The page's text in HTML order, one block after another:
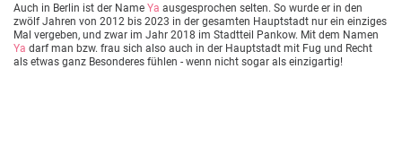
Auch in Berlin ist der Name Ya ausgesprochen selten. So wurde er in den
zwölf Jahren von 2012 bis 2023 in der gesamten Hauptstadt nur ein einziges
Mal vergeben, und zwar im Jahr 2018 im Stadtteil Pankow. Mit dem Namen
Ya darf man bzw. frau sich also auch in der Hauptstadt mit Fug und Recht
als etwas ganz Besonderes fühlen - wenn nicht sogar als einzigartig!